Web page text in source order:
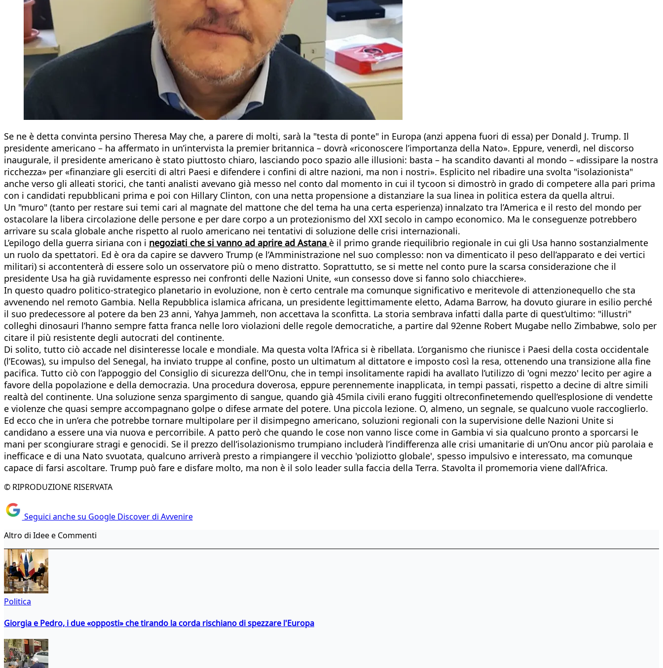
Se ne è detta convinta persino Theresa May che, a parere di molti, sarà la "testa di ponte" in Europa (anzi appena fuori di essa) per Donald J. Trump. Il
presidente americano – ha affermato in un’intervista la premier britannica – dovrà «riconoscere l’importanza della Nato». Eppure, venerdì, nel discorso
inaugurale, il presidente americano è stato piuttosto chiaro, lasciando poco spazio alle illusioni: basta – ha scandito davanti al mondo – «dissipare la nostra
ricchezza» per «finanziare gli eserciti di altri Paesi e difendere i confini di altre nazioni, ma non i nostri». Esplicito nel ribadire una svolta "isolazionista"
anche verso gli alleati storici, che tanti analisti avevano già messo nel conto dal momento in cui il tycoon si dimostrò in grado di competere alla pari prima
con i candidati repubblicani prima e poi con Hillary Clinton, con una netta propensione a distanziare la sua linea in politica estera da quella altrui.
Un "muro" (tanto per restare sui temi cari al magnate del mattone che del tema ha una certa esperienza) innalzato tra l’America e il resto del mondo per
ostacolare la libera circolazione delle persone e per dare corpo a un protezionismo del XXI secolo in campo economico. Ma le conseguenze potrebbero
arrivare su scala globale anche rispetto al ruolo americano nei tentativi di soluzione delle crisi internazionali.
L’epilogo della guerra siriana con i negoziati che si vanno ad aprire ad Astana è il primo grande riequilibrio regionale in cui gli Usa hanno sostanzialmente
un ruolo da spettatori. Ed è ora da capire se davvero Trump (e l’Amministrazione nel suo complesso: non va dimenticato il peso dell’apparato e dei vertici
militari) si accontenterà di essere solo un osservatore più o meno distratto. Soprattutto, se si mette nel conto pure la scarsa considerazione che il
presidente Usa ha già ruvidamente espresso nei confronti delle Nazioni Unite, «un consesso dove si fanno solo chiacchiere».
In questo quadro politico-strategico planetario in evoluzione, non è certo centrale ma comunque significativo e meritevole di attenzionequello che sta
avvenendo nel remoto Gambia. Nella Repubblica islamica africana, un presidente legittimamente eletto, Adama Barrow, ha dovuto giurare in esilio perché
il suo predecessore al potere da ben 23 anni, Yahya Jammeh, non accettava la sconfitta. La storia sembrava infatti dalla parte di quest’ultimo: "illustri"
colleghi dinosauri l’hanno sempre fatta franca nelle loro violazioni delle regole democratiche, a partire dal 92enne Robert Mugabe nello Zimbabwe, solo per
citare il più resistente degli autocrati del continente.
Di solito, tutto ciò accade nel disinteresse locale e mondiale. Ma questa volta l’Africa si è ribellata. L’organismo che riunisce i Paesi della costa occidentale
(l’Ecowas), su impulso del Senegal, ha inviato truppe al confine, posto un ultimatum al dittatore e imposto così la resa, ottenendo una transizione alla fine
pacifica. Tutto ciò con l’appoggio del Consiglio di sicurezza dell’Onu, che in tempi insolitamente rapidi ha avallato l’utilizzo di 'ogni mezzo' lecito per agire a
favore della popolazione e della democrazia. Una procedura doverosa, eppure perennemente inapplicata, in tempi passati, rispetto a decine di altre simili
realtà del continente. Una soluzione senza spargimento di sangue, quando già 45mila civili erano fuggiti oltreconfinetemendo quell’esplosione di vendette
e violenze che quasi sempre accompagnano golpe o difese armate del potere. Una piccola lezione. O, almeno, un segnale, se qualcuno vuole raccoglierlo.
Ed ecco che in un’era che potrebbe tornare multipolare per il disimpegno americano, soluzioni regionali con la supervisione delle Nazioni Unite si
candidano a essere una via nuova e percorribile. A patto però che quando le cose non vanno lisce come in Gambia vi sia qualcuno pronto a sporcarsi le
mani per scongiurare stragi e genocidi. Se il prezzo dell’isolazionismo trumpiano includerà l’indifferenza alle crisi umanitarie di un’Onu ancor più parolaia e
inefficace e di una Nato svuotata, qualcuno arriverà presto a rimpiangere il vecchio 'poliziotto globale', spesso impulsivo e interessato, ma comunque
capace di farsi ascoltare. Trump può fare e disfare molto, ma non è il solo leader sulla faccia della Terra. Stavolta il promemoria viene dall’Africa.
© RIPRODUZIONE RISERVATA
Seguici anche su Google Discover di Avvenire
Altro di Idee e Commenti
Politica
Giorgia e Pedro, i due «opposti» che tirando la corda rischiano di spezzare l'Europa